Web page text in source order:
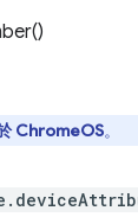
ChromeOS。